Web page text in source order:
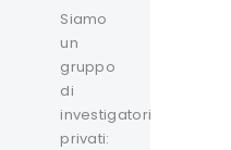
Siamo
un
gruppo
di
investigatori
privati: